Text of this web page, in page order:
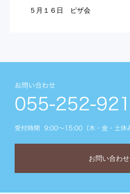
５月１６日 ピザ会
お問い合わせ